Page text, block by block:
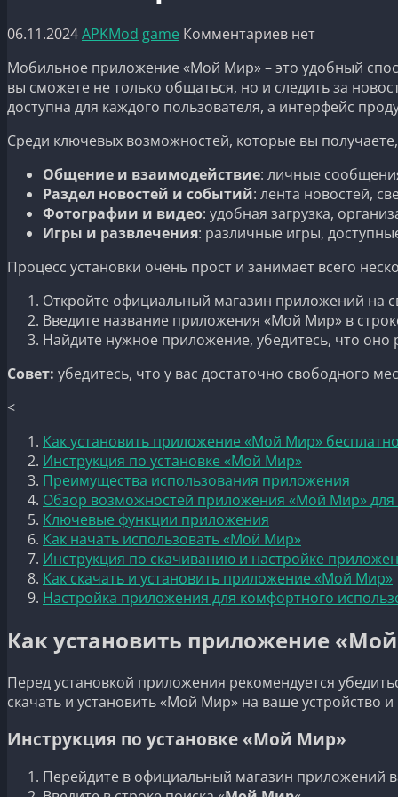
06.11.2024APKMod game Комментариев нет
Мобильное приложение «Мой Мир» – это удобный
вы сможете не только общаться, но и следить за
доступна для каждого пользователя, а интерфейс
Среди ключевых возможностей, которые вы
Общение и взаимодействие: личные
Раздел новостей и событий: лента новостей,
Фотографии и видео: удобная загрузка,
Игры и развлечения: различные игры,
Процесс установки очень прост и занимает всего
Откройте официальный магазин приложений на
Введите название приложения «Мой Мир» в
Найдите нужное приложение, убедитесь, что
Совет: убедитесь, что у вас достаточно свободного
<
Как установить приложение «Мой Мир»
Инструкция по установке «Мой Мир»
Преимущества использования приложения
Обзор возможностей приложения «Мой Мир» для
Ключевые функции приложения
Как начать использовать «Мой Мир»
Инструкция по скачиванию и настройке
Как скачать и установить приложение «Мой Мир»
Настройка приложения для комфортного
Как установить приложение
Перед установкой приложения рекомендуется
скачать и установить «Мой Мир» на ваше устройство
Инструкция по установке «Мой Мир»
Перейдите в официальный магазин приложений